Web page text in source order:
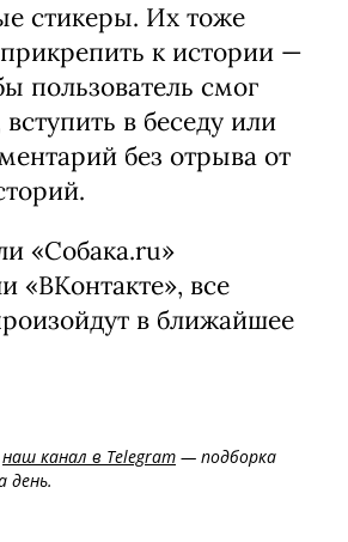
стикеры. Их тоже
к истории —
пользователь смог
в беседу или
без отрыва от
«Собака.ru»
«ВКонтакте», все
в ближайшее
наш канал в Telegram — подборка
день.